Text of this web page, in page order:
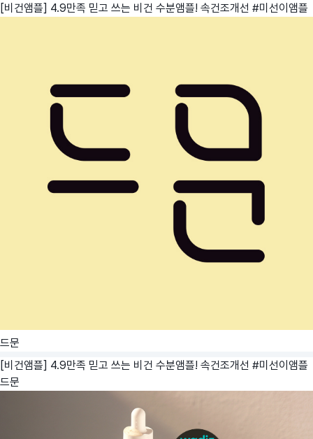
[비건앰플] 4.9만족 믿고 쓰는 비건 수분앰플! 속건조개선 #미선이앰플
드문
[비건앰플] 4.9만족 믿고 쓰는 비건 수분앰플! 속건조개선 #미선이앰플
드문